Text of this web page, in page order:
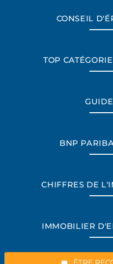
ÊTRE
CONSEIL
TOP
BNP
CHIFFRES DE
IMMOBILIER